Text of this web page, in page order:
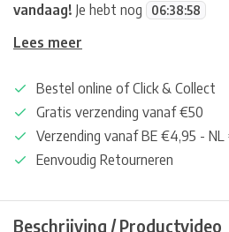
vandaag! Je hebt nog 06:38:58
Lees meer
Bestel online of Click & Collect
Gratis verzending vanaf €50
Verzending vanaf BE €4,95 - NL
Eenvoudig Retourneren
Beschrijving / Productvideo